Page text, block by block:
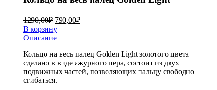
1290,00₽ 790,00₽
В корзину
Описание
Кольцо на весь палец Golden Light золотого цвета
сделано в виде ажурного пера, состоит из двух
подвижных частей, позволяющих пальцу свободно
сгибаться.